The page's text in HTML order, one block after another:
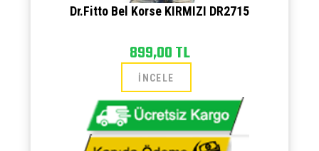
Dr.Fitto Bel Korse KIRMIZI DR2715
899,00 TL
İNCELE